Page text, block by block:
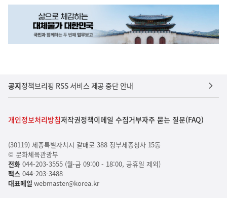
공지정책브리핑 RSS 서비스 제공 중단 안내
개인정보처리방침저작권정책이메일 수집거부자주 묻는 질문(FAQ)
(30119) 세종특별자치시 갈매로 388 정부세종청사 15동
© 문화체육관광부
전화044-203-3555 (월-금 09:00 - 18:00, 공휴일 제외)
팩스044-203-3488
대표메일 webmaster@korea.kr